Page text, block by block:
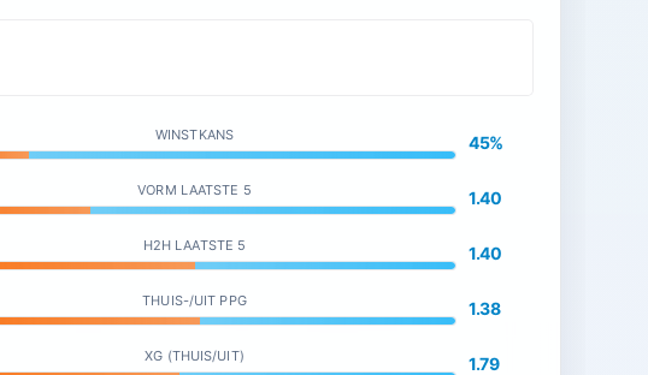
WINSTKANS 45%
VORM LAATSTE 5 1.40
H2H LAATSTE 5 1.40
THUIS-/UIT PPG 1.38
XG (THUIS/UIT) 1.79